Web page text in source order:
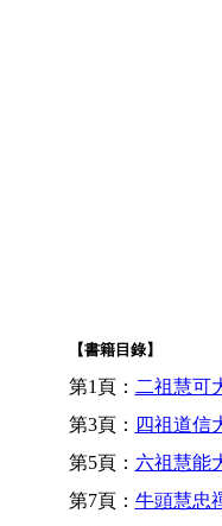
【書籍目錄】
第1頁： 二祖慧可
第3頁： 四祖道信
第5頁： 六祖慧能
第7頁： 牛頭慧忠